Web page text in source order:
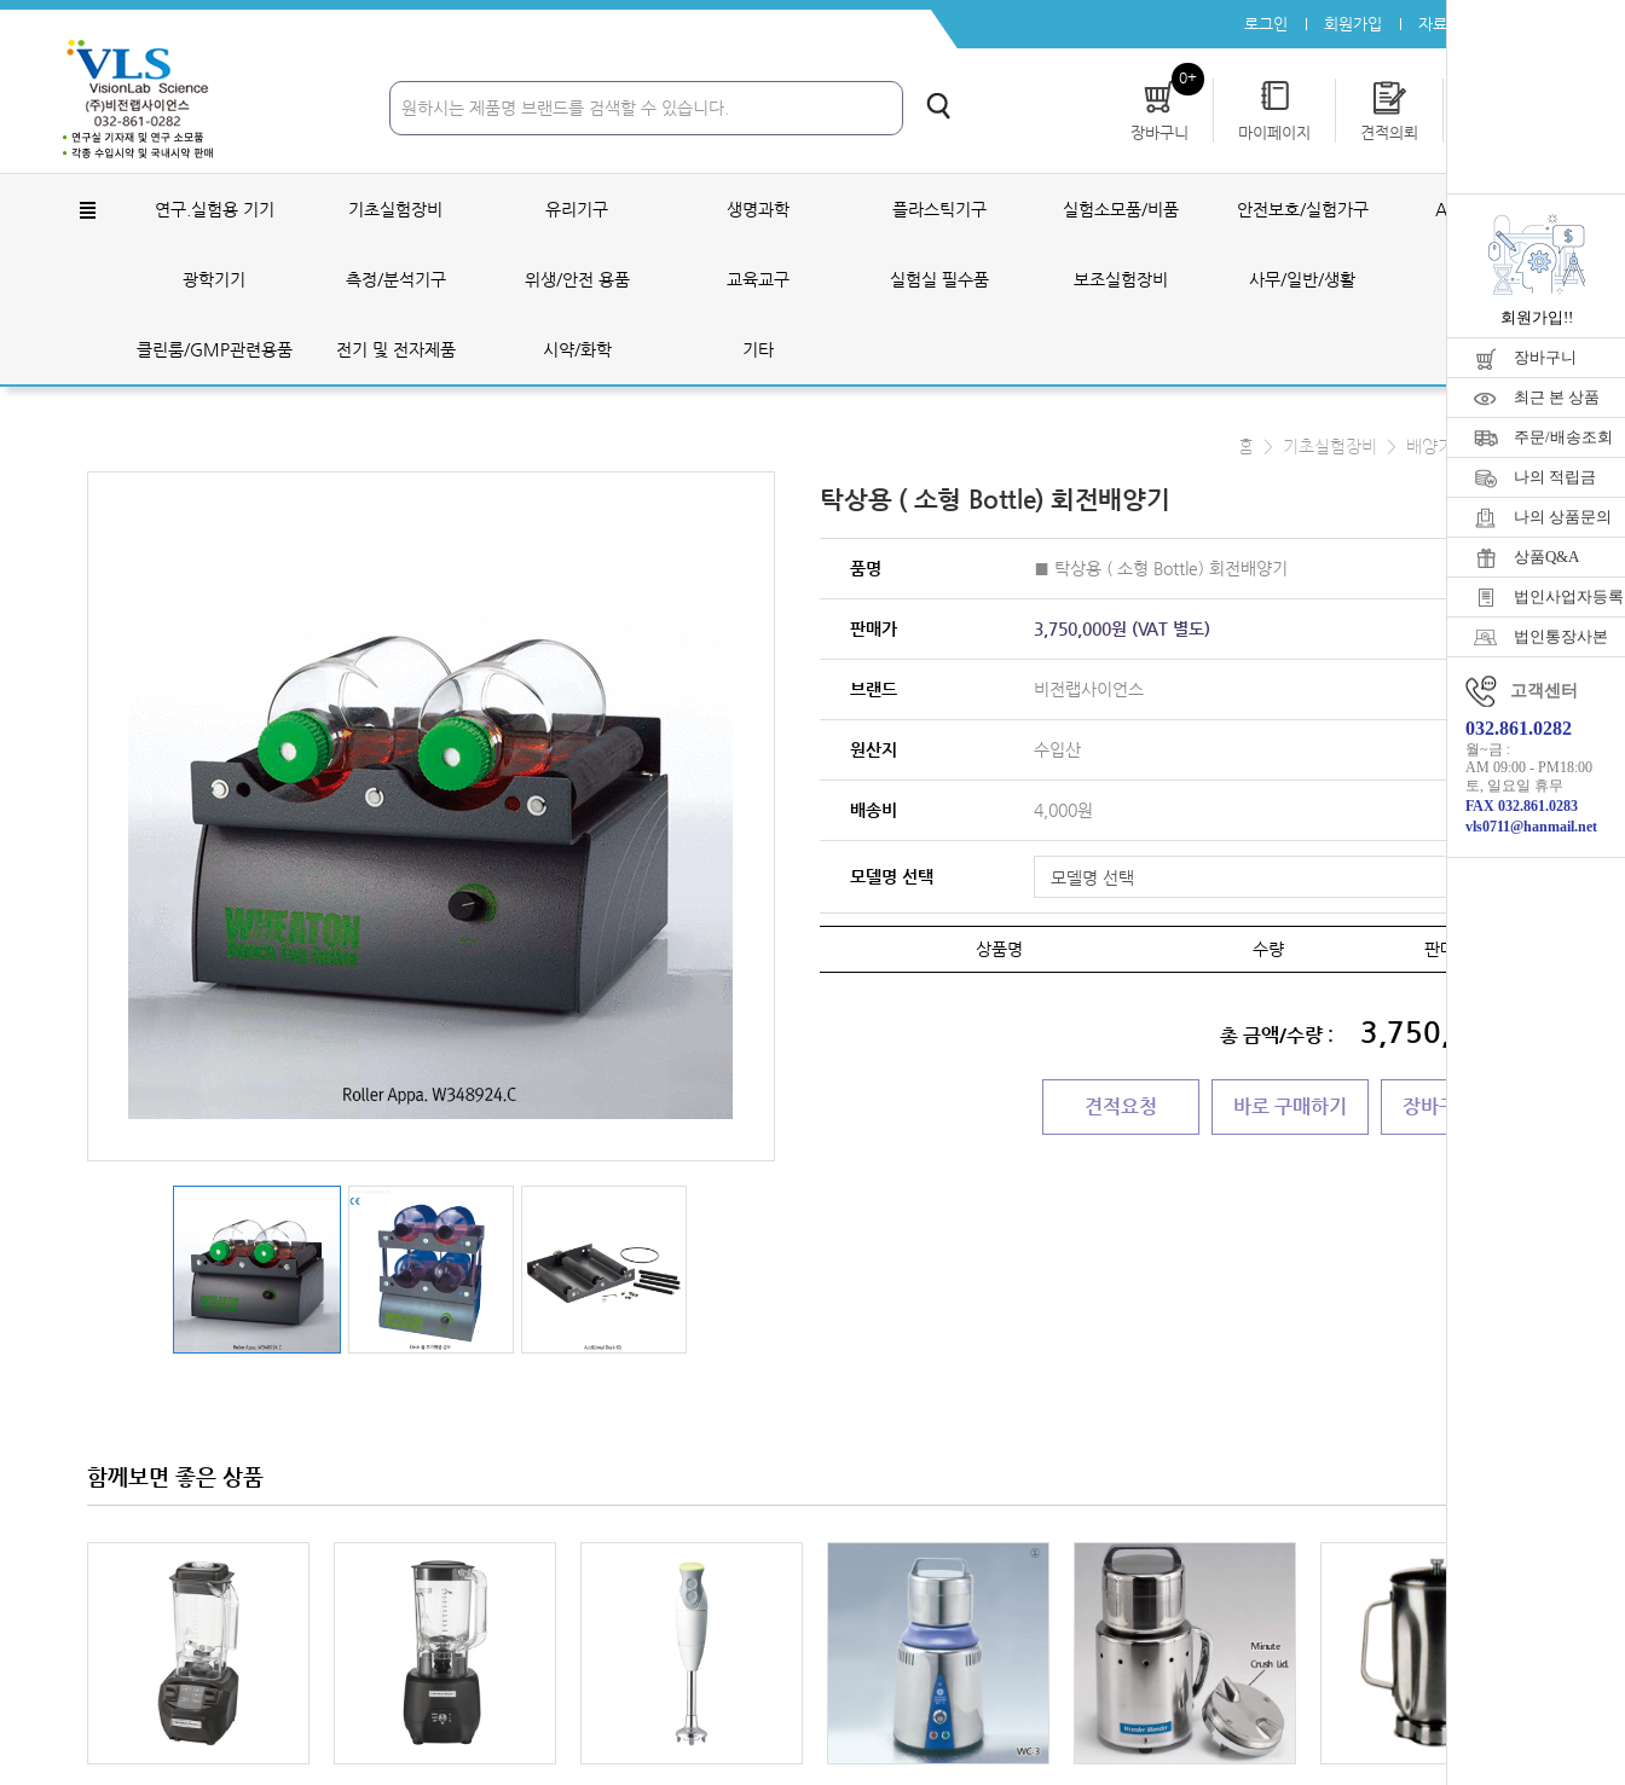
로그인 회원가입 자료실
0+
장바구니 마이페이지 견적의뢰
연구.실험용 기기 기초실험장비 유리기구 생명과학 플라스틱기구 실험소모품/비품 안전보호/실험가구 AS ONE 제품
광학기기 측정/분석기구 위생/안전 용품 교육교구 실험실 필수품 보조실험장비 사무/일반/생활 공구/포장
클린룸/GMP관련용품 전기 및 전자제품 시약/화학 기타
홈 > 기초실험장비 > 배양기/인큐베이터
탁상용 ( 소형 Bottle) 회전배양기
품명 ■ 탁상용 ( 소형 Bottle) 회전배양기
판매가 3,750,000원 (VAT 별도)
브랜드 비전랩사이언스
원산지 수입산
배송비 4,000원
모델명 선택
상품명 수량 판매가
총 금액/수량 : 3,750,000원
장바구니 담기
바로 구매하기
견적요청
함께보면 좋은 상품
회원가입!!
장바구니
최근 본 상품
주문/배송조회
나의 적립금
나의 상품문의
상품Q&A
법인사업자등
법인통장사본
고객센터
032.861.0282
월~금 :
AM 09:00 - PM18:00
토, 일요일 휴무
FAX 032.861.0283
vls0711@hanmail.net